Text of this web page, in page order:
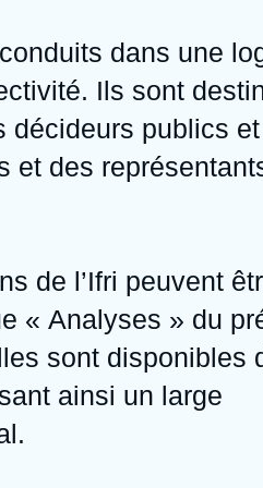
Politique
Russie -
dans une
Ils sont
décideurs publics
et des
de l’Ifri peuvent
« Analyses » du
sont disponibles
ainsi un large